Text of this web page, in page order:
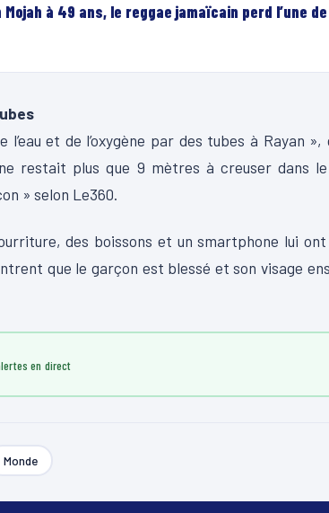
Mojah à 49 ans, le reggae jamaïcain perd l’une
et de l’oxygène par des tubes à Rayan »,
restait plus que 9 mètres à creuser dans
» selon Le360.
des boissons et un smartphone lui
que le garçon est blessé et son visage
Monde